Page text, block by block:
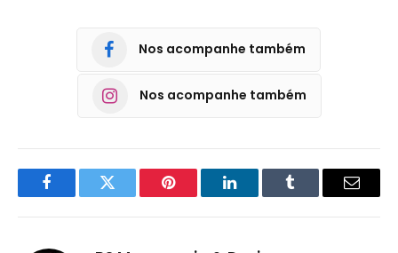
Nos acompanhe também
Nos acompanhe também
FacebookTwitter Pinterest LinkedInTumblr Email